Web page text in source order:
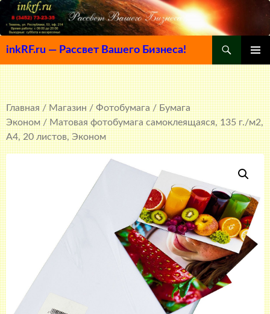
inkRF.ru — Рассвет Вашего Бизнеса!
МЕНЮ
К
СОДЕРЖИМОМУ
Главная/Магазин/Фотобумага/Бумага
Эконом/ Матовая фотобумага самоклеящаяся, 135 г./м2,
A4, 20 листов, Эконом